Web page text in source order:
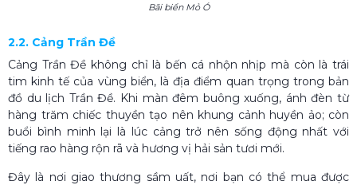
Bãi biển Mỏ Ó
2.2. Cảng Trần Đề
Cảng Trần Đề không chỉ là bến cá nhộn nhịp mà còn là trái
tim kinh tế của vùng biển, là địa điểm quan trọng trong bản
đồ du lịch Trần Đề. Khi màn đêm buông xuống, ánh đèn từ
hàng trăm chiếc thuyền tạo nên khung cảnh huyền ảo; còn
buổi bình minh lại là lúc cảng trở nên sống động nhất với
tiếng rao hàng rộn rã và hương vị hải sản tươi mới.
Đây là nơi giao thương sầm uất, nơi bạn có thể mua được